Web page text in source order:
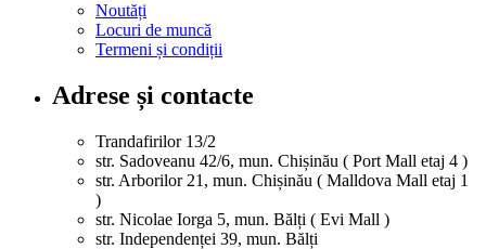
Noutăți
Locuri de muncă
Termeni și condiții
Adrese și contacte
Trandafirilor 13/2
str. Sadoveanu 42/6, mun. Chișinău ( Port Mall etaj 4 )
str. Arborilor 21, mun. Chișinău ( Malldova Mall etaj 1
)
str. Nicolae Iorga 5, mun. Bălți ( Evi Mall )
str. Independenței 39, mun. Bălți